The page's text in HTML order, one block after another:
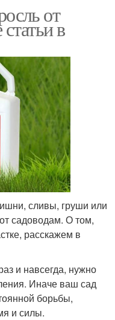
от
в
сливы, груши или
садоводам. О том,
расскажем в
и навсегда, нужно
Иначе ваш сад
борьбы,
и силы.